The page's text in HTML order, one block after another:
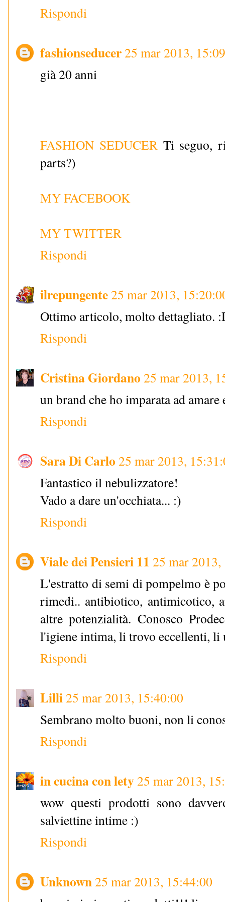
Rispondi
fashionseducer 25 mar 2013,
già 20 anni
FASHION SEDUCER Ti seguo,
parts?)
MY FACEBOOK
MY TWITTER
Rispondi
ilrepungente 25 mar 2013,
Ottimo articolo, molto dettagliato.
Rispondi
Cristina Giordano 25 mar 2013,
un brand che ho imparata ad amare
Rispondi
Sara Di Carlo 25 mar 2013,
Fantastico il nebulizzatore!
Vado a dare un'occhiata... :)
Rispondi
Viale dei Pensieri 11 25 mar
L'estratto di semi di pompelmo è
rimedi.. antibiotico, antimicotico,
altre potenzialità. Conosco
l'igiene intima, li trovo eccellenti, li
Rispondi
Lilli 25 mar 2013, 15:40:00
Sembrano molto buoni, non li
Rispondi
in cucina con lety 25 mar 2013,
wow questi prodotti sono
salviettine intime :)
Rispondi
Unknown 25 mar 2013, 15:44:00